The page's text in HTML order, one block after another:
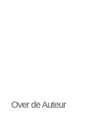
Over de Auteur